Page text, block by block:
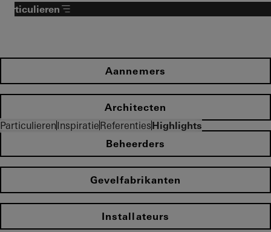
ParticulierenInspiratieReferentiesHighlights
Particulieren
Aannemers
Architecten
Beheerders
Gevelfabrikanten
Installateurs